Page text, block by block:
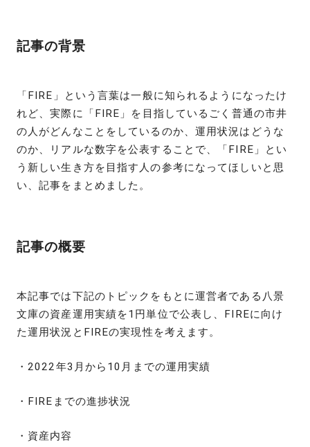
記事の背景
「FIRE」という言葉は一般に知られるようになったけ
れど、実際に「FIRE」を目指しているごく普通の市井
の人がどんなことをしているのか、運用状況はどうな
のか、リアルな数字を公表することで、「FIRE」とい
う新しい生き方を目指す人の参考になってほしいと思
い、記事をまとめました。
記事の概要
本記事では下記のトピックをもとに運営者である八景
文庫の資産運用実績を1円単位で公表し、FIREに向け
た運用状況とFIREの実現性を考えます。
・2022年3月から10月までの運用実績
・FIREまでの進捗状況
・資産内容